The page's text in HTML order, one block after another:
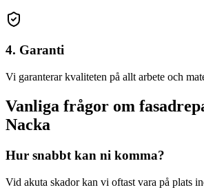
4. Garanti
Vi garanterar kvaliteten på allt arbete och
Vanliga frågor om
Nacka
Hur snabbt kan ni komma?
Vid akuta skador kan vi oftast vara på plats